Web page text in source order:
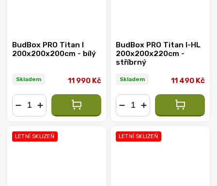
BudBox PRO Titan I
200x200x200cm - bílý
Skladem 11 990 Kč
BudBox PRO Titan I-HL
200x200x220cm -
stříbrný
Skladem 11 490 Kč
LETNÍ SKLIZEŇ LETNÍ SKLIZEŇ